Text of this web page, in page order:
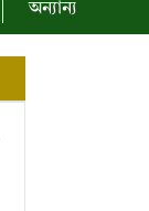
অন্যান্য